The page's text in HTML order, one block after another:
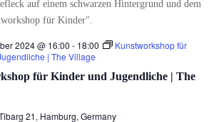
für Kinder und Jugendliche | The
2024 @ 16:00 - 18:00
Kunstworkshop für
| The Village
21, Hamburg, Germany